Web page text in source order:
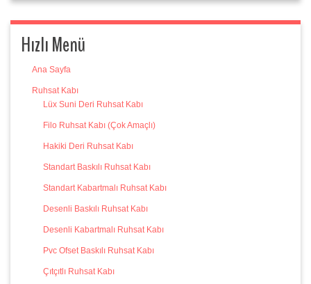
Hızlı Menü
Ana Sayfa
Ruhsat Kabı
Lüx Suni Deri Ruhsat Kabı
Filo Ruhsat Kabı (Çok Amaçlı)
Hakiki Deri Ruhsat Kabı
Standart Baskılı Ruhsat Kabı
Standart Kabartmalı Ruhsat Kabı
Desenli Baskılı Ruhsat Kabı
Desenli Kabartmalı Ruhsat Kabı
Pvc Ofset Baskılı Ruhsat Kabı
Çıtçıtlı Ruhsat Kabı